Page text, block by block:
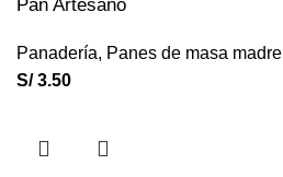
Pan Artesano
Panadería, Panes de masa madre
S/3.50